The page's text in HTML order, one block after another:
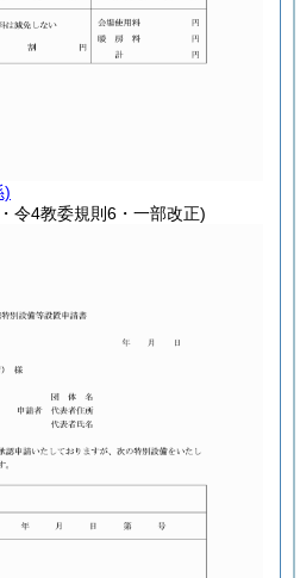
)
令4教委規則6・一部改正)